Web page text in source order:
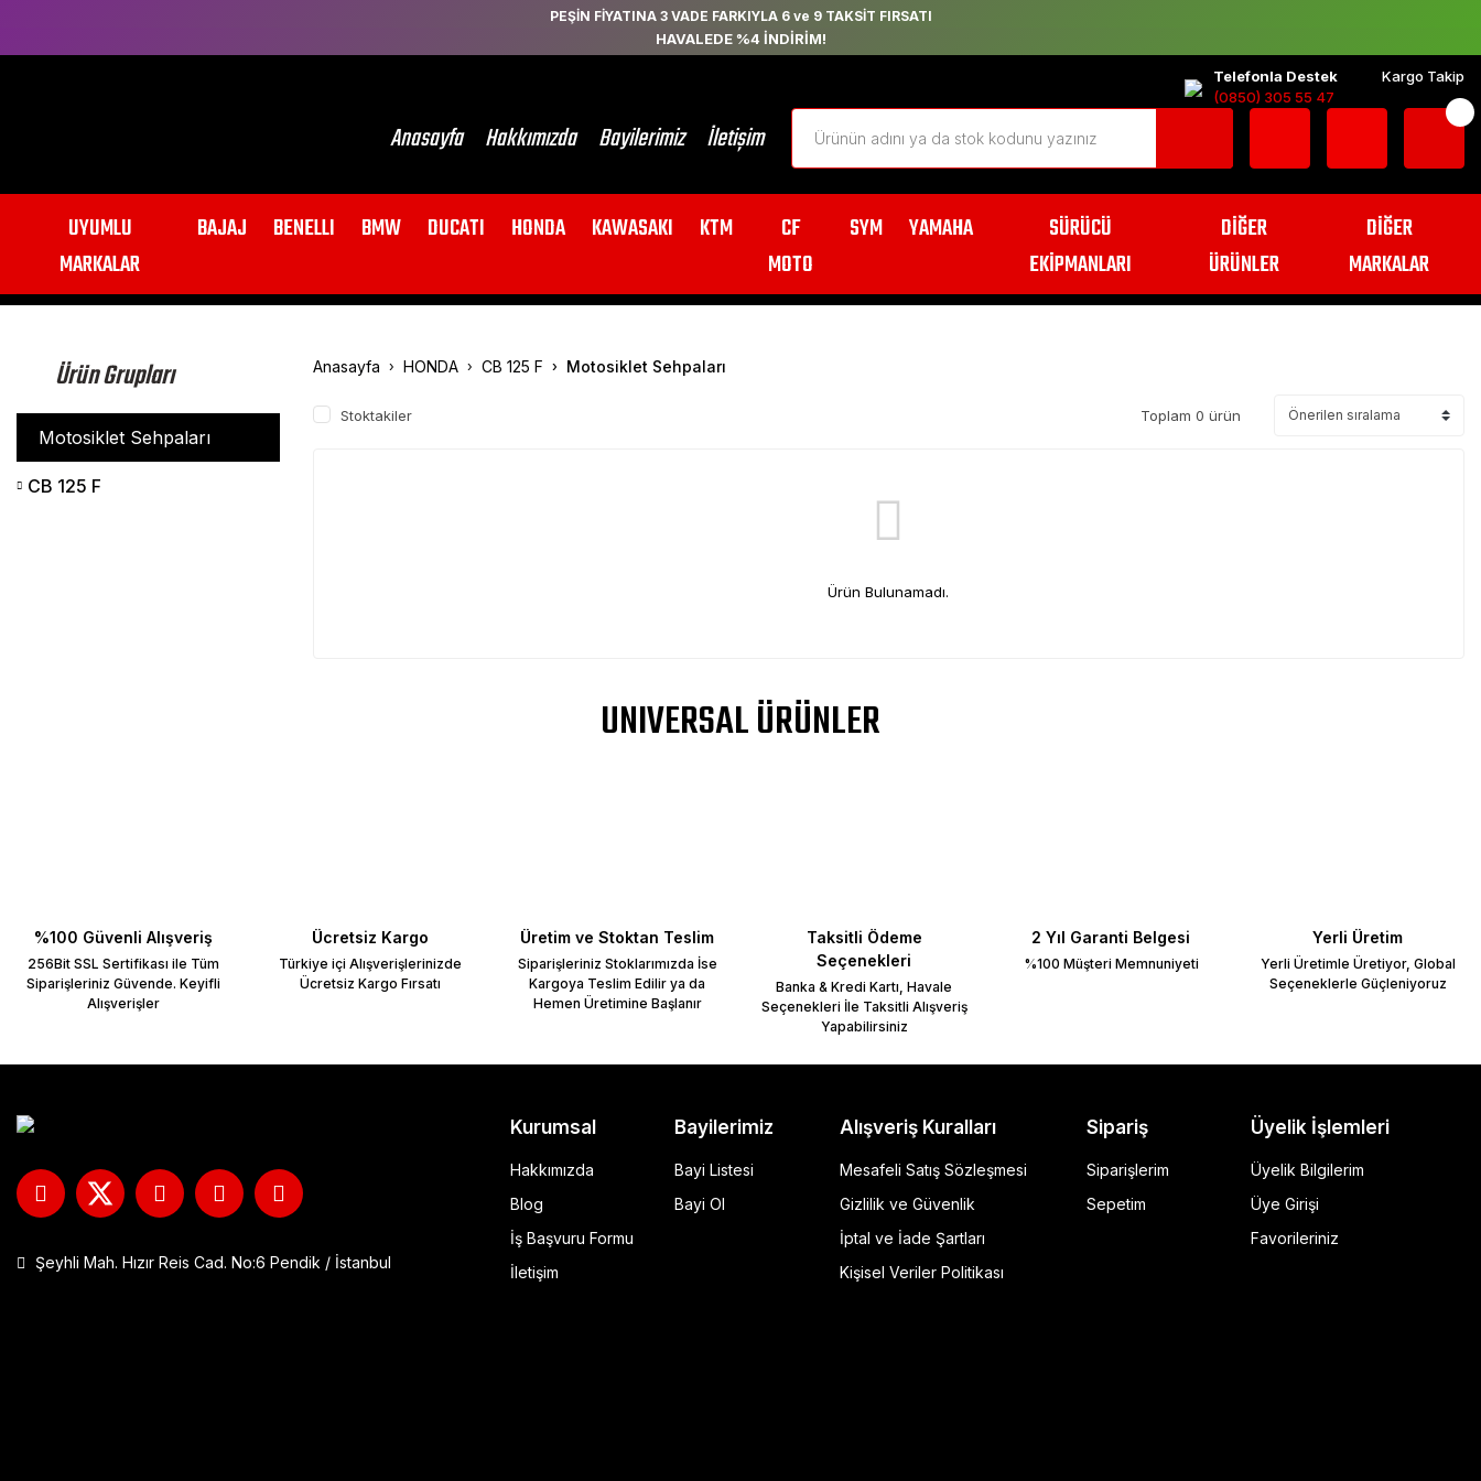
PEŞİN FİYATINA 3 VADE FARKIYLA 6 ve 9 TAKSİT FIRSATI
HAVALEDE %4 İNDİRİM!
Telefonla Destek
(0850) 305 55 47
Kargo Takip
Anasayfa Hakkımızda Bayilerimiz İletişim
UYUMLU
MARKALAR
BAJAJ BENELLI BMW DUCATI HONDA KAWASAKI KTM
CF
MOTO
SYM YAMAHA
SÜRÜCÜ
EKİPMANLARI
DİĞER
ÜRÜNLER
DİĞER
MARKALAR
Ürün Grupları
Motosiklet Sehpaları
CB 125 F
Anasayfa HONDA CB 125 F Motosiklet Sehpaları
Stoktakiler Toplam 0 ürün
Ürün Bulunamadı.
UNIVERSAL ÜRÜNLER
GP Kompozit Universal 45 lt Plastik Motosiklet Çantası Siyah
%100 Güvenli Alışveriş
256Bit SSL Sertifikası ile Tüm
Siparişleriniz Güvende. Keyifli
Alışverişler
Ücretsiz Kargo
Türkiye içi Alışverişlerinizde
Ücretsiz Kargo Fırsatı
Üretim ve Stoktan Teslim
Siparişleriniz Stoklarımızda İse
Kargoya Teslim Edilir ya da
Hemen Üretimine Başlanır
Taksitli Ödeme
Seçenekleri
Banka & Kredi Kartı, Havale
Seçenekleri İle Taksitli Alışveriş
Yapabilirsiniz
2 Yıl Garanti Belgesi
%100 Müşteri Memnuniyeti
Yerli Üretim
Yerli Üretimle Üretiyor, Global
Seçeneklerle Güçleniyoruz
Şeyhli Mah. Hızır Reis Cad. No:6 Pendik / İstanbul
Kurumsal
Hakkımızda
Blog
İş Başvuru Formu
İletişim
Bayilerimiz
Bayi Listesi
Bayi Ol
Alışveriş Kuralları
Mesafeli Satış Sözleşmesi
Gizlilik ve Güvenlik
İptal ve İade Şartları
Kişisel Veriler Politikası
Sipariş
Siparişlerim
Sepetim
Üyelik İşlemleri
Üyelik Bilgilerim
Üye Girişi
Favorileriniz